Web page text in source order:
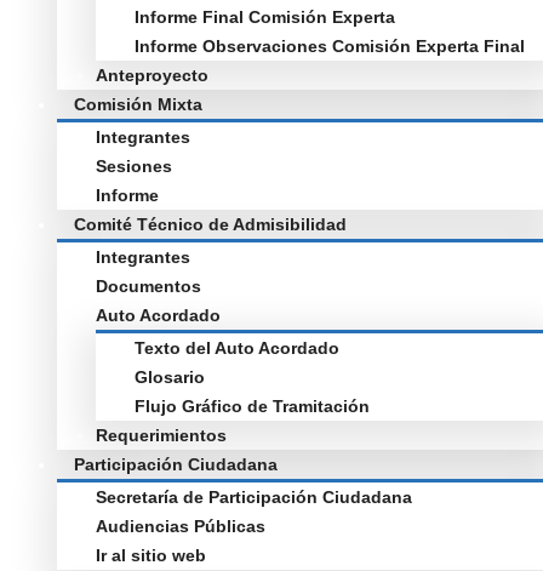
Informe Final Comisión Experta
Informe Observaciones Comisión Experta Final
Anteproyecto
Comisión Mixta
Integrantes
Sesiones
Informe
Comité Técnico de Admisibilidad
Integrantes
Documentos
Auto Acordado
Texto del Auto Acordado
Glosario
Flujo Gráfico de Tramitación
Requerimientos
Participación Ciudadana
Secretaría de Participación Ciudadana
Audiencias Públicas
Ir al sitio web